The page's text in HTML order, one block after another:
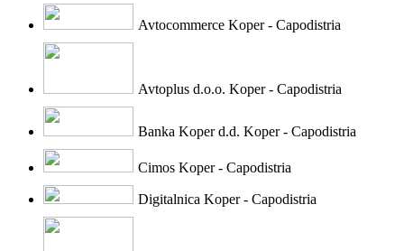
Avtocommerce Koper - Capodistria
Avtoplus d.o.o. Koper - Capodistria
Banka Koper d.d. Koper - Capodistria
Cimos Koper - Capodistria
Digitalnica Koper - Capodistria